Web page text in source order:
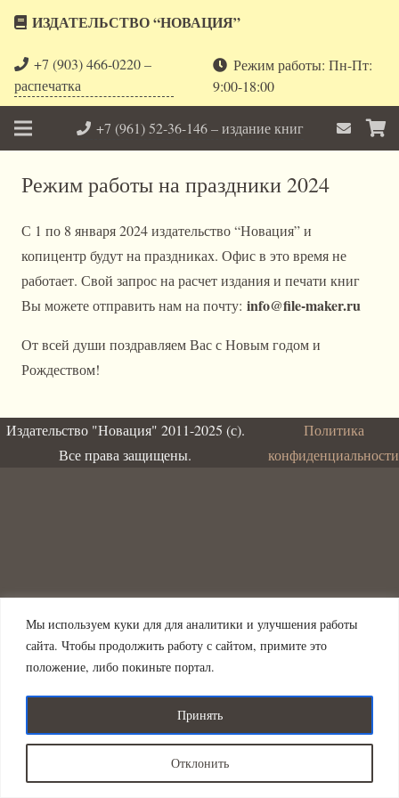
Мы используем куки для для аналитики и улучшения работы
сайта. Чтобы продолжить работу с сайтом, примите это
положение, либо покиньте портал.
Отклонить
Принять
ИЗДАТЕЛЬСТВО “НОВАЦИЯ”
+7 (903) 466-0220 –
распечатка
Режим работы: Пн-Пт:
9:00-18:00
+7 (961) 52-36-146 – издание книг
Режим работы на праздники 2024
С 1 по 8 января 2024 издательство “Новация” и
копицентр будут на праздниках. Офис в это время не
работает. Свой запрос на расчет издания и печати книг
Вы можете отправить нам на почту: info@file-maker.ru
От всей души поздравляем Вас с Новым годом и
Рождеством!
Издательство "Новация" 2011-2025 (с).
Все права защищены.
Политика
конфиденциальности